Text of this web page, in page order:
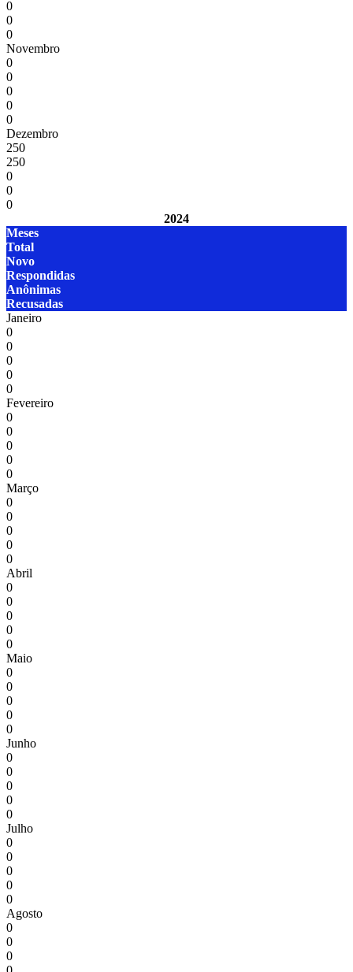
0
0
0
Novembro
0
0
0
0
0
Dezembro
250
250
0
0
0
2024
Meses
Total
Novo
Respondidas
Anônimas
Recusadas
Janeiro
0
0
0
0
0
Fevereiro
0
0
0
0
0
Março
0
0
0
0
0
Abril
0
0
0
0
0
Maio
0
0
0
0
0
Junho
0
0
0
0
0
Julho
0
0
0
0
0
Agosto
0
0
0